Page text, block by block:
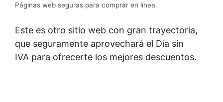
Páginas web seguras para comprar en línea
Este es otro sitio web con gran trayectoria,
que seguramente aprovechará el Día sin
IVA para ofrecerte los mejores descuentos.